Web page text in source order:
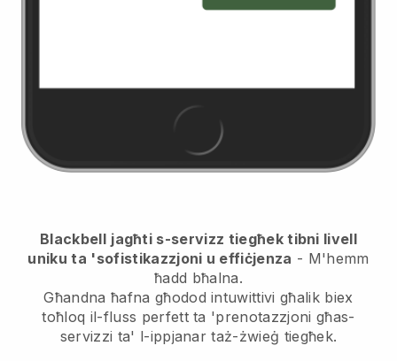
Blackbell jagħti s-servizz tiegħek tibni livell
uniku ta 'sofistikazzjoni u effiċjenza - M'hemm
ħadd bħalna.
Għandna ħafna għodod intuwittivi għalik biex
toħloq il-fluss perfett ta 'prenotazzjoni għas-
servizzi ta' l-ippjanar taż-żwieġ tiegħek.